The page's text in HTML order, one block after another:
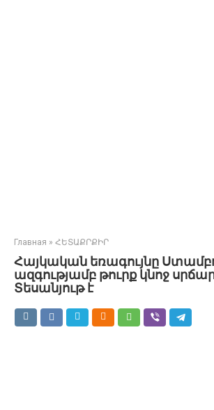
Главная » ՀԵՏԱՔՐՔԻՐ
Հայկական եռագույնը
ազգությամբ թուրք կնոջ
Տեսանյութ է